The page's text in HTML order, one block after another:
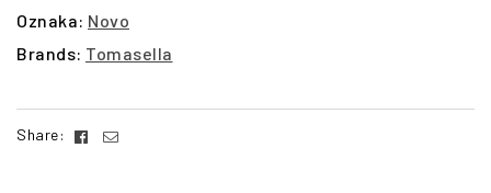
Oznaka: Novo
Brands: Tomasella
Share: Facebook
Email